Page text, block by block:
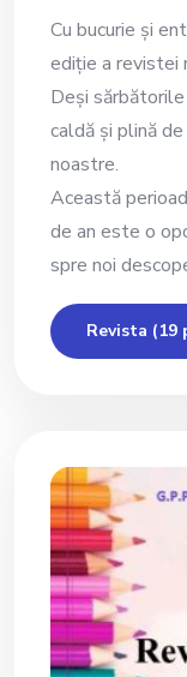
Cu bucurie și
ediție a revistei
Deși
caldă și plină
noastre.
Această
de an este o
spre noi
Revista (19